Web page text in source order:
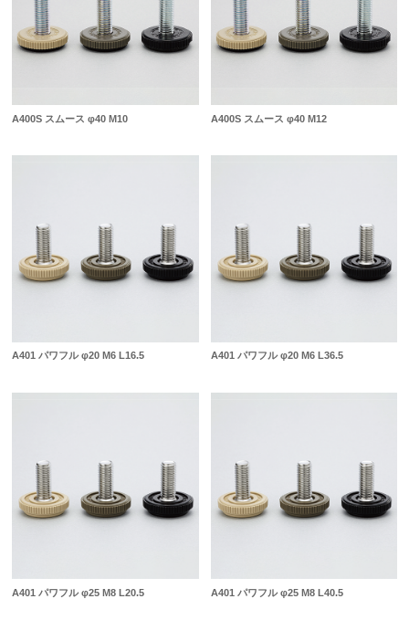
A400S スムース φ40 M10 A400S スムース φ40 M12
A401 パワフル φ20 M6 L16.5 A401 パワフル φ20 M6 L36.5
A401 パワフル φ25 M8 L20.5 A401 パワフル φ25 M8 L40.5